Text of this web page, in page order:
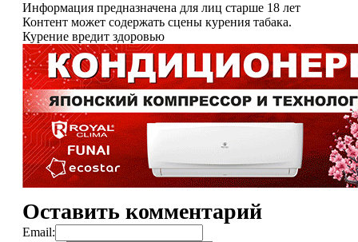
Информация предназначена для лиц старше 18 лет
Контент может содержать сцены курения табака.
Курение вредит здоровью
Оставить комментарий
Email: